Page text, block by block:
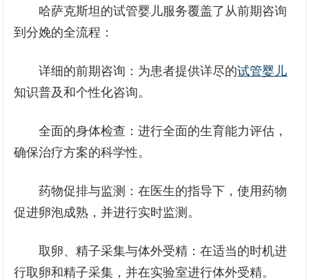
哈萨克斯坦的试管婴儿服务覆盖了从前期咨询
到分娩的全流程：
详细的前期咨询：为患者提供详尽的试管婴儿
知识普及和个性化咨询。
全面的身体检查：进行全面的生育能力评估，
确保治疗方案的科学性。
药物促排与监测：在医生的指导下，使用药物
促进卵泡成熟，并进行实时监测。
取卵、精子采集与体外受精：在适当的时机进
行取卵和精子采集，并在实验室进行体外受精。